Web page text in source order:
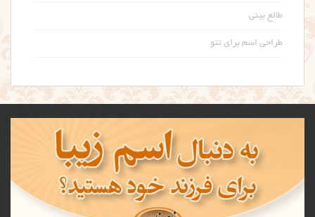
طالع بینی
طراحی اسم برای تتو